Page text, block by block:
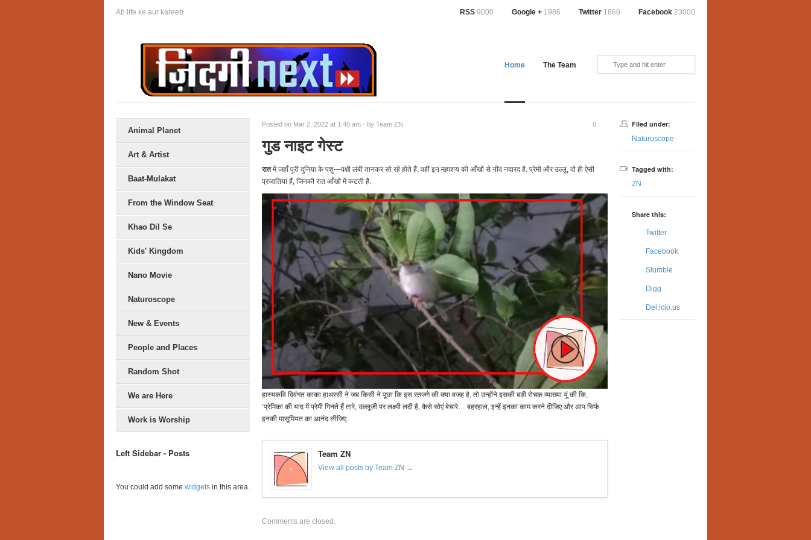
Ab life ke aur kareeb RSS 9000 Google + 1986 Twitter 1866 Facebook 23000
Home The Team
Animal Planet
Art & Artist
Baat-Mulakat
From the Window Seat
Khao Dil Se
Kids' Kingdom
Nano Movie
Naturoscope
New & Events
People and Places
Random Shot
We are Here
Work is Worship
Left Sidebar - Posts
You could add some widgets in this area.
Posted on Mar 2, 2022 at 1:48 am · by Team ZN 0
गुड नाइट गेस्ट
रातमें जहाँ पूरी दुनिया के पशु—पक्षी लंबी तानकर सो रहे होते हैं, वहीं इन महाशय की आँखों से नींद ​नदारद है. प्रेमी और उल्लू, दो ही ऐसी
प्रजातियां हैं, जिनकी रात आँखों में कटती है.
हास्यकवि दिवंगत काका हाथरसी ने जब किसी ने पूछा कि इस रतजगे की क्या वजह है, तो उन्होंने इसकी बड़ी रोचक व्याख्या यूं की कि,
‘प्रेमिका की याद में प्रेमी गिनते हैं तारे, उल्लूजी पर लक्ष्मी लदी है, कैसे सोएं बेचारे… बहरहाल, इन्हें इनका काम करने दीजिए और आप सिर्फ
इनकी मासूमियत का आनंद लीजिए.
Team ZN
View all posts by Team ZN →
Comments are closed.
Filed under:
Naturoscope
Tagged with:
ZN
Share this:
Twitter
Facebook
Stumble
Digg
Del.icio.us